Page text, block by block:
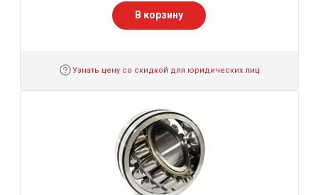
В корзину
Узнать цену со скидкой для юридических лиц